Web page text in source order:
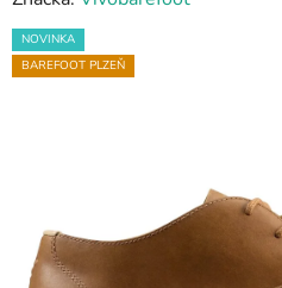
NOVINKA
BAREFOOT PLZEŇ